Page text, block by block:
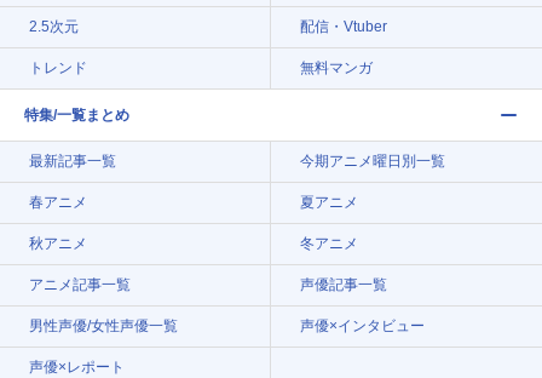
2.5次元 配信・Vtuber
トレンド 無料マンガ
特集/一覧まとめ
最新記事一覧 今期アニメ曜日別一覧
春アニメ 夏アニメ
秋アニメ 冬アニメ
アニメ記事一覧 声優記事一覧
男性声優/女性声優一覧 声優×インタビュー
声優×レポート